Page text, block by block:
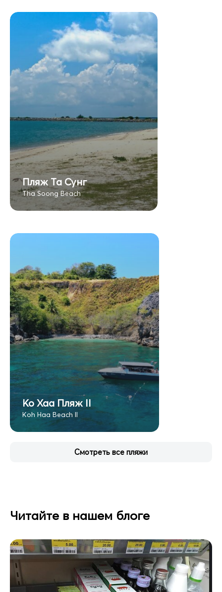
Пляж Та Сунг
Tha Soong Beach
Ко Хаа Пляж II
Koh Haa Beach II
Смотреть все пляжи
Читайте в нашем блоге